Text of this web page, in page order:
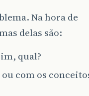
Na hora de
delas são:
qual?
com os